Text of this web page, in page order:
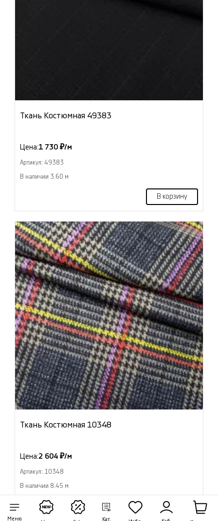
Меню Кат.
Ткань Костюмная 49383
Цена:1 730 ₽/м
Артикул: 49383
В наличии 3.60 м
В корзину
Ткань Костюмная 10348
Цена:2 604 ₽/м
Артикул: 10348
В наличии 8.45 м
В корзину